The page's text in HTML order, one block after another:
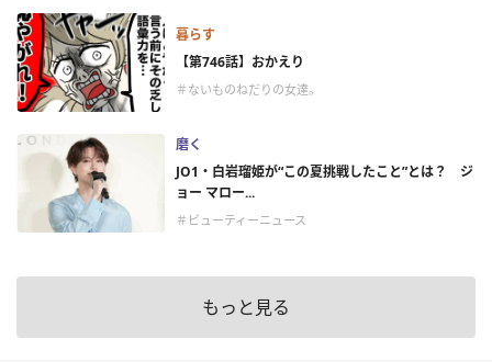
暮らす
【第746話】おかえり
＃ないものねだりの女達。
磨く
JO1・白岩瑠姫が“この夏挑戦したこと”とは？ ジ
ョー マロー...
＃ビューティーニュース
もっと見る